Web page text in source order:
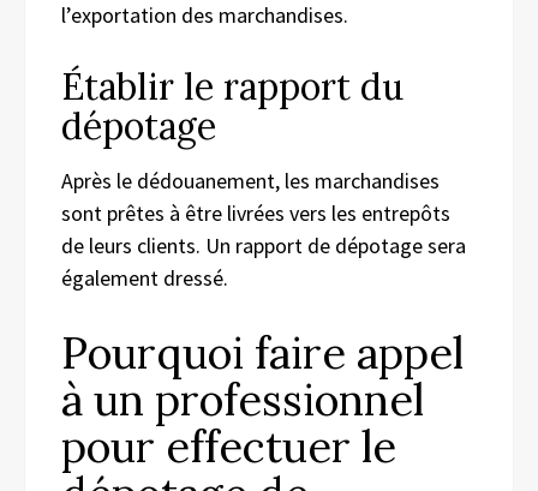
l’exportation des marchandises.
Établir le rapport du
dépotage
Après le dédouanement, les marchandises
sont prêtes à être livrées vers les entrepôts
de leurs clients. Un rapport de dépotage sera
également dressé.
Pourquoi faire appel
à un professionnel
pour effectuer le